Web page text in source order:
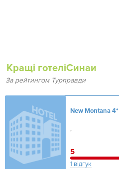
Кращі готеліСинаи
За рейтингом Турправди
New Montana4*
,
5
1 відгук